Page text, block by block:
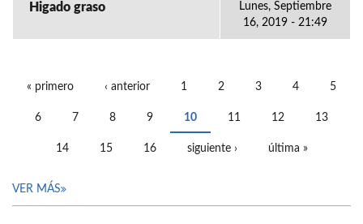
Higado graso
Lunes, Septiembre
16, 2019 - 21:49
« primero ‹ anterior 1 2 3 4 5
6 7 8 9 10 11 12 13
14 15 16 siguiente › última »
VER MÁS